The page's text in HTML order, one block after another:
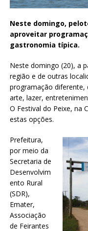
Neste domingo,
aproveitar
gastronomia típica.
Neste domingo (20), a
região e de outras
programação diferente,
arte, lazer,
O Festival do Peixe, na
estas opções.
Prefeitura,
por meio da
Secretaria de
Desenvolvim
ento Rural
(SDR),
Emater,
Associação
de Feirantes